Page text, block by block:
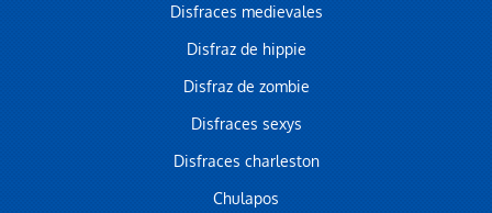
Disfraces medievales
Disfraz de hippie
Disfraz de zombie
Disfraces sexys
Disfraces charleston
Chulapos